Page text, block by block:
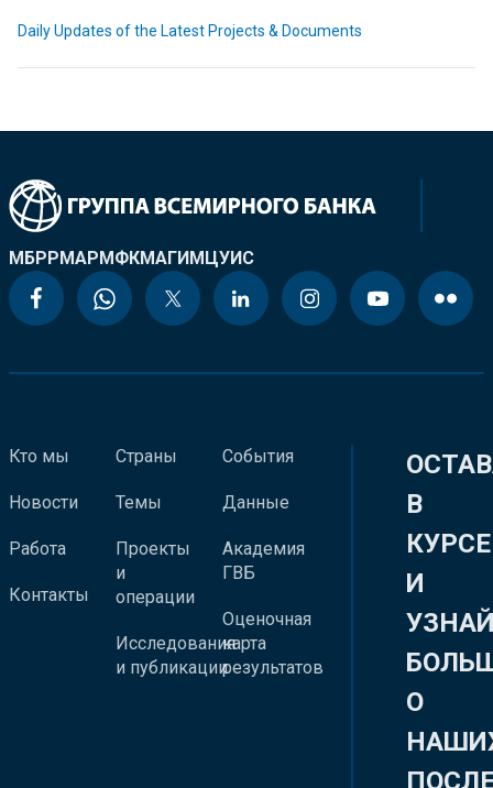
Daily Updates of the Latest Projects & Documents
МБРРМАРМФКМАГИМЦУИС
Кто мы
Новости
Работа
Контакты
Страны
Темы
Проекты
и
операции
Исследования
и публикации
События
Данные
Академия
ГВБ
Оценочная
карта
результатов
В
КУРСЕ
И
О